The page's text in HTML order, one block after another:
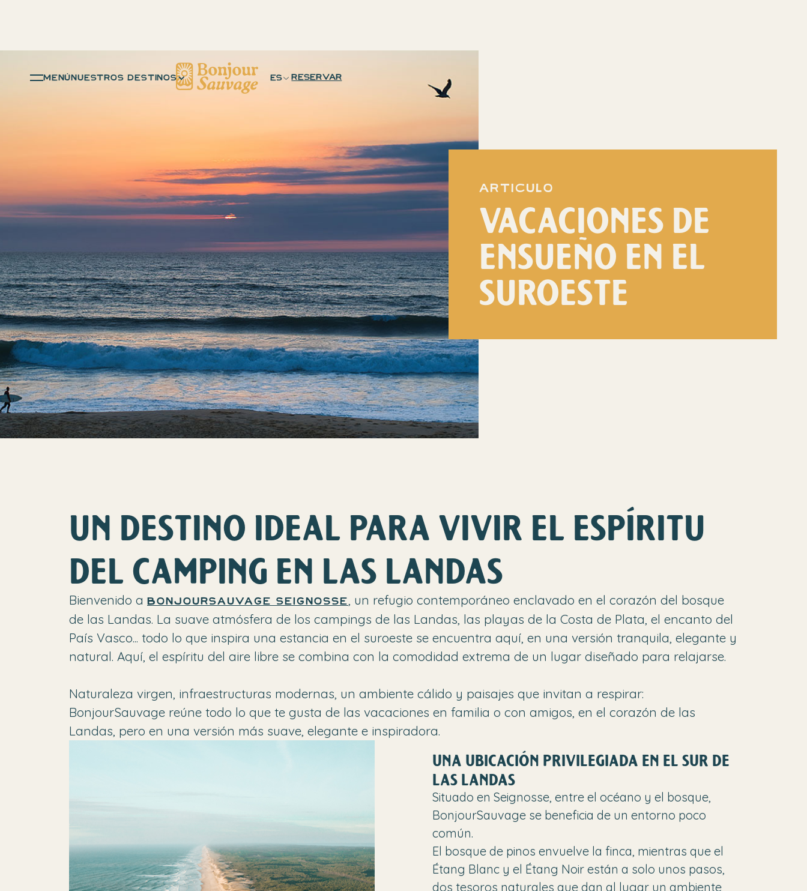
menúNUESTROS DESTINOS ES Reservar
articulo
VACACIONES DE
ENSUEÑO EN EL
SUROESTE
UN DESTINO IDEAL PARA VIVIR EL ESPÍRITU
DEL CAMPING EN LAS LANDAS
Bienvenido a bonjourSauvage Seignosse
, un refugio contemporáneo enclavado en el corazón del bosque
de las Landas. La suave atmósfera de los campings de las Landas, las playas de la Costa de Plata, el encanto del
País Vasco... todo lo que inspira una estancia en el suroeste se encuentra aquí, en una versión tranquila, elegante y
natural. Aquí, el espíritu del aire libre se combina con la comodidad extrema de un lugar diseñado para relajarse.
Naturaleza virgen, infraestructuras modernas, un ambiente cálido y paisajes que invitan a respirar:
BonjourSauvage reúne todo lo que te gusta de las vacaciones en familia o con amigos, en el corazón de las
Landas, pero en una versión más suave, elegante e inspiradora.
UNA UBICACIÓN PRIVILEGIADA EN EL SUR DE
LAS LANDAS
Situado en Seignosse, entre el océano y el bosque,
BonjourSauvage se beneficia de un entorno poco
común.
El bosque de pinos envuelve la finca, mientras que el
Étang Blanc y el Étang Noir están a solo unos pasos,
dos tesoros naturales que dan al lugar un ambiente